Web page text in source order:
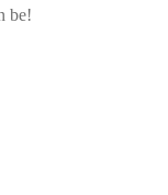
be!